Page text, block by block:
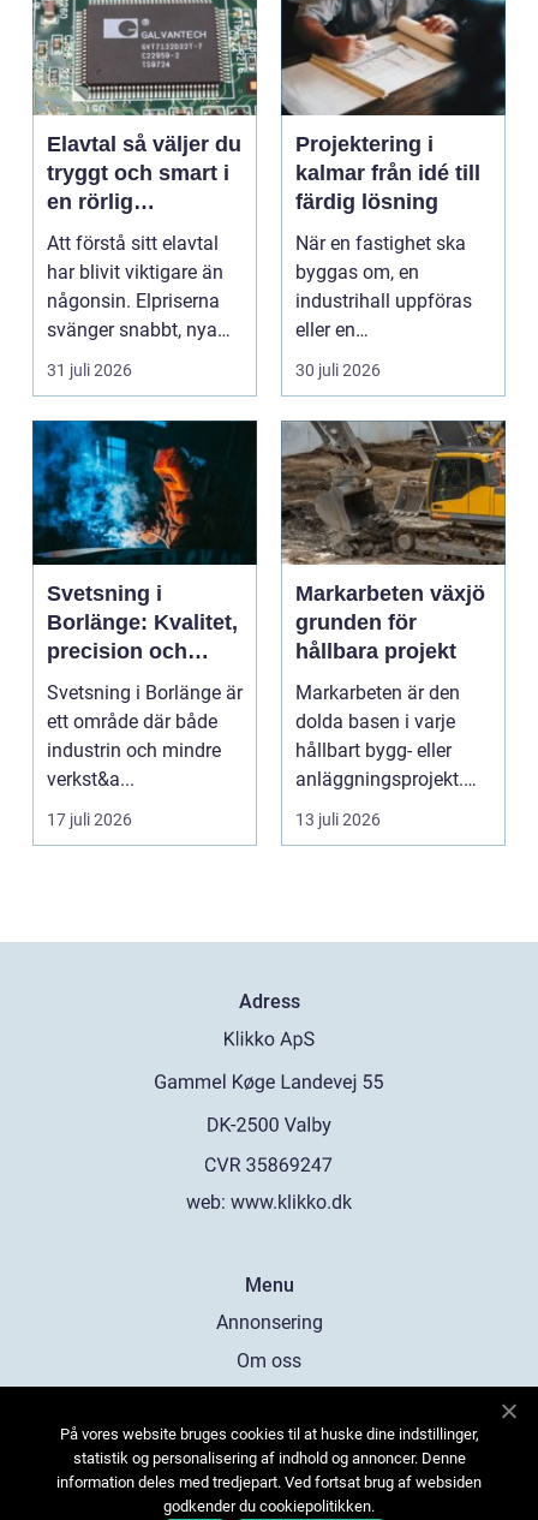
Elavtal så väljer du
tryggt och smart i
en rörlig
elmarknad
Att förstå sitt elavtal
har blivit viktigare än
någonsin. Elpriserna
svänger snabbt, nya
typer av av...
31 juli 2026
Projektering i
kalmar från idé till
färdig lösning
När en fastighet ska
byggas om, en
industrihall uppföras
eller en
lantbruksanläggning
moderniseras ä...
30 juli 2026
Svetsning i
Borlänge: Kvalitet,
precision och
hållbara
konstruktioner
Svetsning i Borlänge är
ett område där både
industrin och mindre
verkst&a...
17 juli 2026
Markarbeten växjö
grunden för
hållbara projekt
Markarbeten är den
dolda basen i varje
hållbart bygg- eller
anläggningsprojekt.
Oavsett om det gälle...
13 juli 2026
Adress
web: www.klikko.dk
Menu
Annonsering
Om oss
Kontakta oss
Sitemap
På vores website bruges cookies til at huske dine indstillinger,
statistik og personalisering af indhold og annoncer. Denne
information deles med tredjepart. Ved fortsat brug af websiden
godkender du cookiepolitikken.